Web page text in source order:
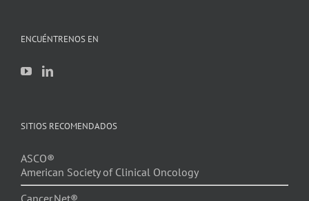
ENCUÉNTRENOS EN
SITIOS RECOMENDADOS
ASCO®
American Society of Clinical Oncology
Cancer.Net®